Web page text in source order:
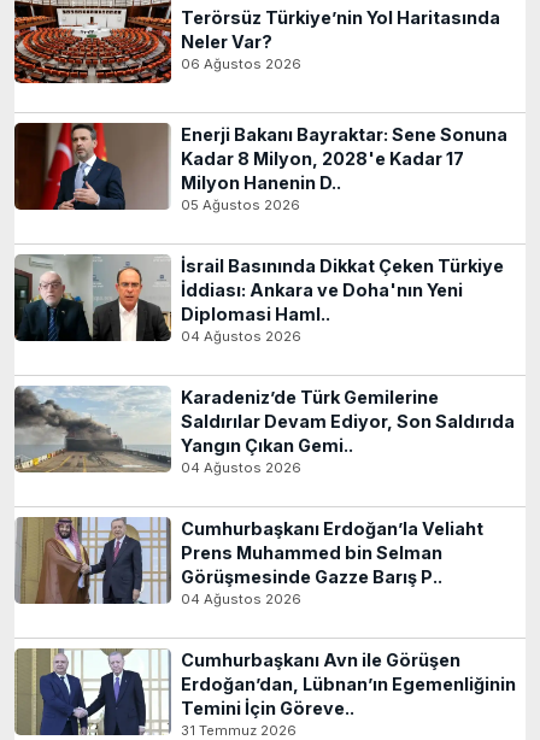
Terörsüz Türkiye’nin Yol Haritasında
Neler Var?
06 Ağustos 2026
Enerji Bakanı Bayraktar: Sene Sonuna
Kadar 8 Milyon, 2028'e Kadar 17
Milyon Hanenin D..
05 Ağustos 2026
İsrail Basınında Dikkat Çeken Türkiye
İddiası: Ankara ve Doha'nın Yeni
Diplomasi Haml..
04 Ağustos 2026
Karadeniz’de Türk Gemilerine
Saldırılar Devam Ediyor, Son Saldırıda
Yangın Çıkan Gemi..
04 Ağustos 2026
Cumhurbaşkanı Erdoğan’la Veliaht
Prens Muhammed bin Selman
Görüşmesinde Gazze Barış P..
04 Ağustos 2026
Cumhurbaşkanı Avn ile Görüşen
Erdoğan’dan, Lübnan’ın Egemenliğinin
Temini İçin Göreve..
31 Temmuz 2026